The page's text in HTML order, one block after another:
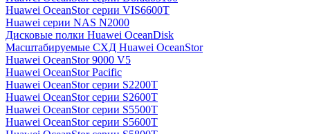
Huawei OceanStor серии VIS6600T
Huawei серии NAS N2000
Дисковые полки Huawei OceanDisk
Масштабируемые СХД Huawei OceanStor
Huawei OceanStor 9000 V5
Huawei OceanStor Pacific
Huawei OceanStor серии S2200T
Huawei OceanStor серии S2600T
Huawei OceanStor серии S5500T
Huawei OceanStor серии S5600T